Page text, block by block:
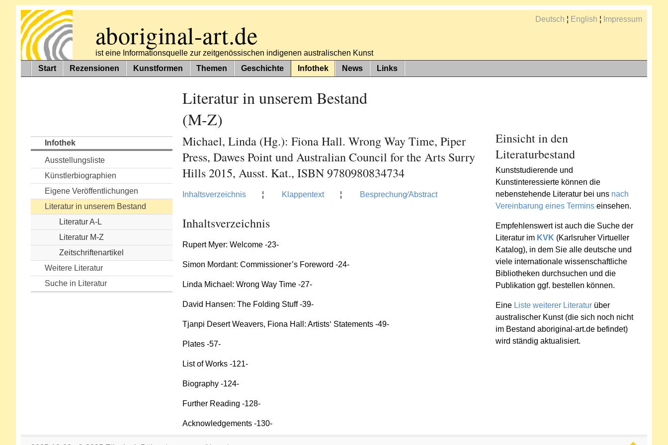
Deutsch ¦ English ¦ Impressum
aboriginal-art.de
ist eine Informationsquelle zur zeitgenössischen indigenen australischen Kunst
Start
Rezensionen Kunstformen Themen Geschichte Infothek News Links
Infothek
Ausstellungsliste
Künstlerbiographien
Eigene Veröffentlichungen
Literatur in unserem Bestand
Literatur A-L
Literatur M-Z
Zeitschriftenartikel
Weitere Literatur
Suche in Literatur
Einsicht in den
Literaturbestand
Kunststudierende und
Kunstinteressierte können die
nebenstehende Literatur bei uns nach
Vereinbarung eines Termins einsehen.
Empfehlenswert ist auch die Suche der
Literatur im KVK (Karlsruher Virtueller
Katalog), in dem Sie alle deutsche und
viele internationale wissenschaftliche
Bibliotheken durchsuchen und die
Publikation ggf. bestellen können.
Eine Liste weiterer Literatur über
australischer Kunst (die sich noch nicht
im Bestand aboriginal-art.de befindet)
wird ständig aktualisiert.
Literatur in unserem Bestand
(M-Z)
Michael, Linda (Hg.): Fiona Hall. Wrong Way Time, Piper
Press, Dawes Point und Australian Council for the Arts Surry
Hills 2015, Ausst. Kat., ISBN 9780980834734
Inhaltsverzeichnis¦ Klappentext¦ Besprechung⁄Abstract
Inhaltsverzeichnis
Rupert Myer: Welcome -23-
Simon Mordant: Commissioner’s Foreword -24-
Linda Michael: Wrong Way Time -27-
David Hansen: The Folding Stuff -39-
Tjanpi Desert Weavers, Fiona Hall: Artists‘ Statements -49-
Plates -57-
List of Works -121-
Biography -124-
Further Reading -128-
Acknowledgements -130-